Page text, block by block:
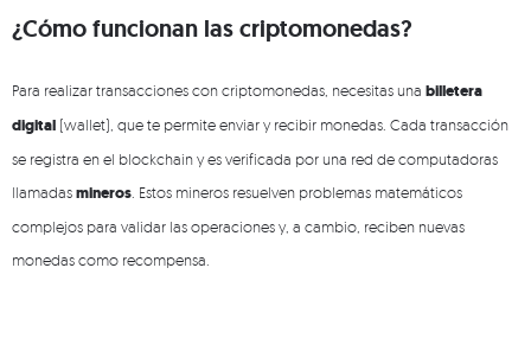
¿Cómo funcionan las criptomonedas?
Para realizar transacciones con criptomonedas, necesitas una billetera
digital (wallet), que te permite enviar y recibir monedas. Cada transacción
se registra en el blockchain y es verificada por una red de computadoras
llamadasmineros . Estos mineros resuelven problemas matemáticos
complejos para validar las operaciones y, a cambio, reciben nuevas
monedas como recompensa.